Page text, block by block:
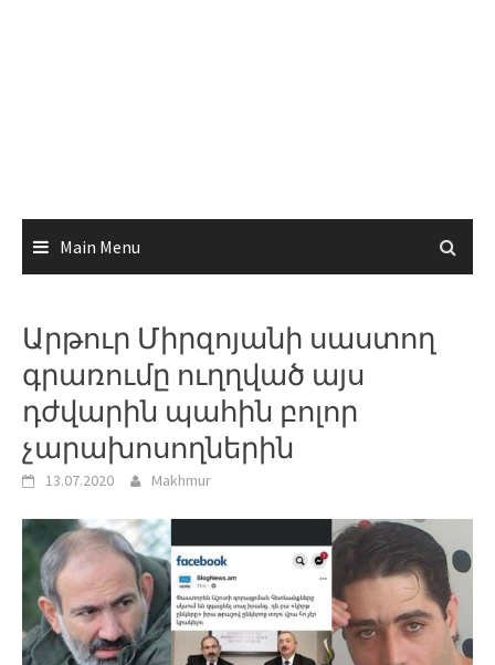
Main Menu
Արթուր Միրզոյանի սաստող
գրառումը ուղղված այս
դժվարին պահին բոլոր
չարախոսողներին
13.07.2020 Makhmur